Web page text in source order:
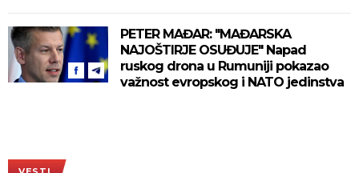
PETER MAĐAR: "MAĐARSKA
NAJOŠTIRJE OSUĐUJE" Napad
ruskog drona u Rumuniji pokazao
važnost evropskog i NATO jedinstva